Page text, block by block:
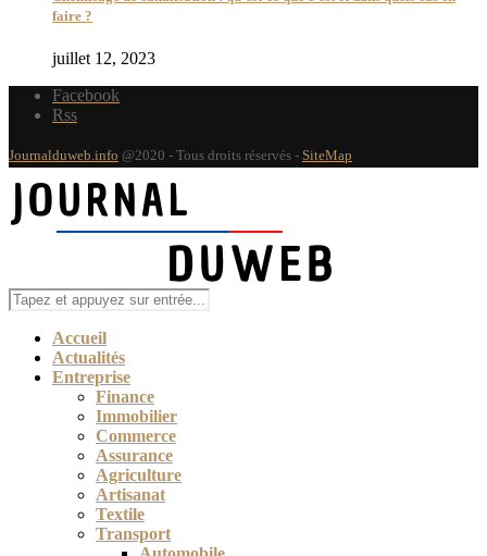
faire ?
juillet 12, 2023
Facebook
Rss
Journalduweb.info @2020 - Tous droits réservés - SiteMap
Accueil
Actualités
Entreprise
Finance
Immobilier
Commerce
Assurance
Agriculture
Artisanat
Textile
Transport